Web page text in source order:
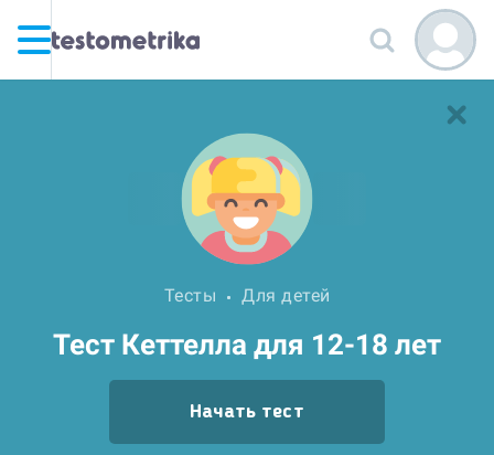
Тесты Для детей
Тест Кеттелла для 12-18 лет
Начать тест